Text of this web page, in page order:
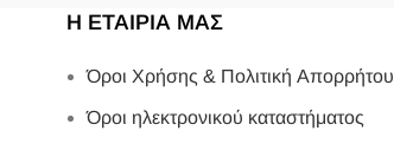
Η ΕΤΑΙΡΙΑ ΜΑΣ
Όροι Χρήσης & Πολιτική Απορρήτου
Όροι ηλεκτρονικού καταστήματος